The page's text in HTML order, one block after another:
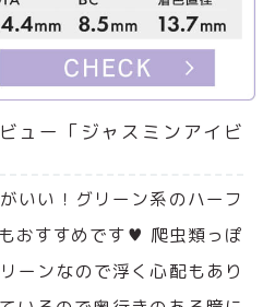
ュー「ジャスミンアイビ
いい！グリーン系のハーフ
おすすめです♥ 爬虫類っぽ
ーンなので浮く心配もあり